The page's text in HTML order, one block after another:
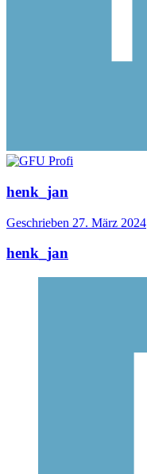
henk_jan
Geschrieben 27. März 2024
henk_jan